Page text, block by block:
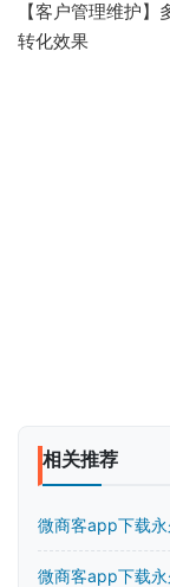
【客户管理维护
转化效果
相关推荐
微商客app下载
微商客app下载